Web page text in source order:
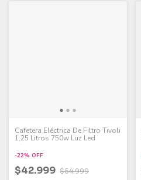
Cafetera Eléctrica De Filtro Tivoli
1,25 Litros 750w Luz Led
-22% OFF
$42.999 $54.999